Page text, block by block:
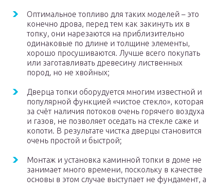
Оптимальное топливо для таких моделей – это
конечно дрова, перед тем как закинуть их в
топку, они нарезаются на приблизительно
одинаковые по длине и толщине элементы,
хорошо просушиваются. Лучше всего покупать
или заготавливать древесину лиственных
пород, но не хвойных;
Дверца топки оборудуется многим известной и
популярной функцией «чистое стекло», которая
за счёт наличия потоков очень горячего воздуха
и газов, не позволяет оседать на стекле саже и
копоти. В результате чистка дверцы становится
очень простой и быстрой;
Монтаж и установка каминной топки в доме не
занимает много времени, поскольку в качестве
основы в этом случае выступает не фундамент, а